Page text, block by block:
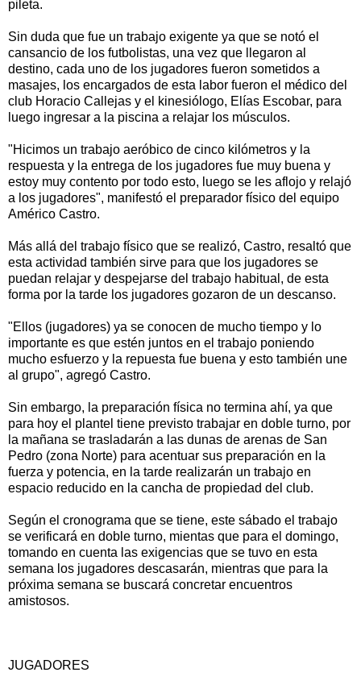
pileta.
Sin duda que fue un trabajo exigente ya que se notó el
cansancio de los futbolistas, una vez que llegaron al
destino, cada uno de los jugadores fueron sometidos a
masajes, los encargados de esta labor fueron el médico del
club Horacio Callejas y el kinesiólogo, Elías Escobar, para
luego ingresar a la piscina a relajar los músculos.
"Hicimos un trabajo aeróbico de cinco kilómetros y la
respuesta y la entrega de los jugadores fue muy buena y
estoy muy contento por todo esto, luego se les aflojo y relajó
a los jugadores", manifestó el preparador físico del equipo
Américo Castro.
Más allá del trabajo físico que se realizó, Castro, resaltó que
esta actividad también sirve para que los jugadores se
puedan relajar y despejarse del trabajo habitual, de esta
forma por la tarde los jugadores gozaron de un descanso.
"Ellos (jugadores) ya se conocen de mucho tiempo y lo
importante es que estén juntos en el trabajo poniendo
mucho esfuerzo y la repuesta fue buena y esto también une
al grupo", agregó Castro.
Sin embargo, la preparación física no termina ahí, ya que
para hoy el plantel tiene previsto trabajar en doble turno, por
la mañana se trasladarán a las dunas de arenas de San
Pedro (zona Norte) para acentuar sus preparación en la
fuerza y potencia, en la tarde realizarán un trabajo en
espacio reducido en la cancha de propiedad del club.
Según el cronograma que se tiene, este sábado el trabajo
se verificará en doble turno, mientas que para el domingo,
tomando en cuenta las exigencias que se tuvo en esta
semana los jugadores descasarán, mientras que para la
próxima semana se buscará concretar encuentros
amistosos.
JUGADORES